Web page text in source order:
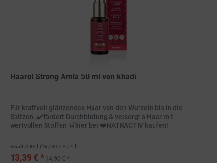
Haaröl Strong Amla 50 ml von khadi
Für kraftvoll glänzendes Haar von den Wurzeln bis in die
Spitzen .✔️fördert Durchblutung & versorgt s Haar mit
wertvollen Stoffen 🛒hier bei ❤️NATRACTIV kaufen!
Inhalt 0.05 l (267,80 € * / 1 l)
13,39 € * 14,90 € *